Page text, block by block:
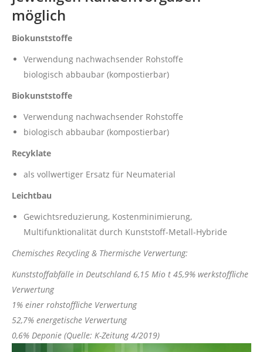
möglich
Biokunststoffe
Verwendung nachwachsender Rohstoffe
biologisch abbaubar (kompostierbar)
Biokunststoffe
Verwendung nachwachsender Rohstoffe
biologisch abbaubar (kompostierbar)
Recyklate
als vollwertiger Ersatz für Neumaterial
Leichtbau
Gewichtsreduzierung, Kostenminimierung,
Multifunktionalität durch Kunststoff-Metall-Hybride
Chemisches Recycling & Thermische Verwertung:
Kunststoffabfälle in Deutschland 6,15 Mio t 45,9% werkstoffliche
Verwertung
1% einer rohstoffliche Verwertung
52,7% energetische Verwertung
0,6% Deponie (Quelle: K-Zeitung 4/2019)